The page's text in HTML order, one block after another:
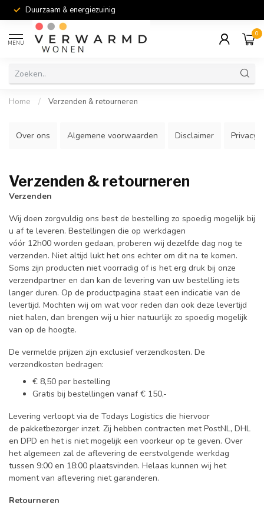
Duurzaam & energiezuinig
MENU
0
Home / Verzenden & retourneren
Over ons Algemene voorwaarden Disclaimer
Verzenden & retourneren
Verzenden
Wij doen zorgvuldig ons best de bestelling zo spoedig mogelijk bij
u af te leveren. Bestellingen die op werkdagen
vóór 12h00 worden gedaan, proberen wij dezelfde dag nog te
verzenden. Niet altijd lukt het ons echter om dit na te komen.
Soms zijn producten niet voorradig of is het erg druk bij onze
verzendpartner en dan kan de levering van uw bestelling iets
langer duren. Op de productpagina staat een indicatie van de
levertijd. Mochten wij om wat voor reden dan ook deze levertijd
niet halen, dan brengen wij u hier natuurlijk zo spoedig mogelijk
van op de hoogte.
De vermelde prijzen zijn exclusief verzendkosten. De
verzendkosten bedragen:
€ 8,50 per bestelling
Gratis bij bestellingen vanaf € 150,-
Levering verloopt via de Todays Logistics die hiervoor
de pakketbezorger inzet. Zij hebben contracten met PostNL, DHL
en DPD en het is niet mogelijk een voorkeur op te geven. Over
het algemeen zal de aflevering de eerstvolgende werkdag
tussen 9:00 en 18:00 plaatsvinden. Helaas kunnen wij het
moment van aflevering niet garanderen.
Retourneren